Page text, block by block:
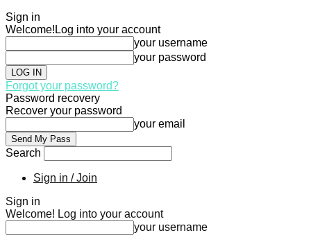
Sign in
Welcome! Log into your account
your username
your password
Forgot your password?
Password recovery
Recover your password
your email
Search
Sign in / Join
Sign in
Welcome! Log into your account
your username